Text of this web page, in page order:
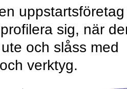
uppstartsföretag
sig, när
och slåss med
verktyg.